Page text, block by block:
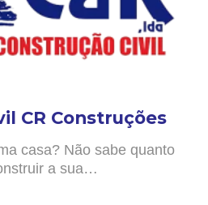
CR Construções
casa? Não sabe quanto
a sua…